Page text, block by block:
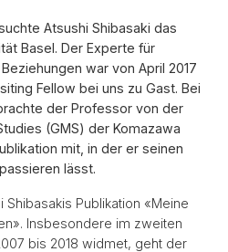
Atsushi Shibasaki das
Basel. Der Experte für
war von April 2017
Fellow bei uns zu Gast. Bei
der Professor von der
(GMS) der Komazawa
mit, in der er seinen
lässt.
Publikation «Meine
Insbesondere im zweiten
bis 2018 widmet, geht der